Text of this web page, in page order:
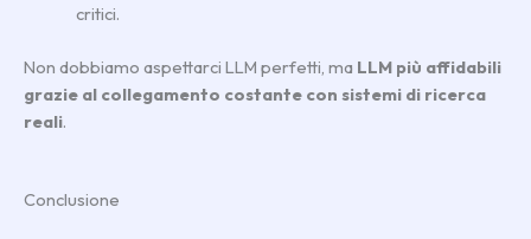
critici.
Non dobbiamo aspettarci LLM perfetti, ma LLM più affidabili
grazie al collegamento costante con sistemi di ricerca
reali.
Conclusione